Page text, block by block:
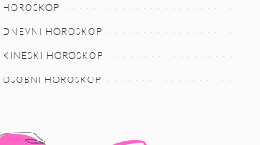
HOROSKOP
DNEVNI HOROSKOP
KINESKI HOROSKOP
OSOBNI HOROSKOP